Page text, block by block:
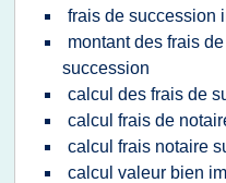
frais de succession
montant des frais
succession
calcul des frais de
calcul frais de
calcul frais notaire
calcul valeur bien